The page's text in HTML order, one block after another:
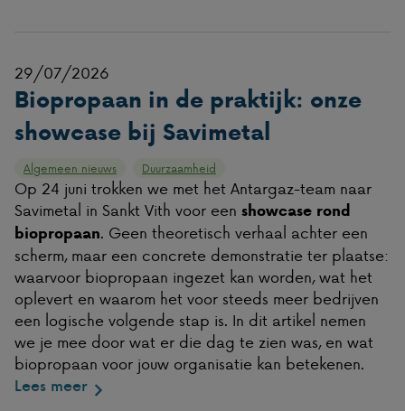
29/07/2026
Biopropaan in de praktijk: onze
showcase bij Savimetal
Algemeen nieuws Duurzaamheid
Op 24 juni trokken we met het Antargaz-team naar
Savimetal in Sankt Vith voor een showcase rond
biopropaan. Geen theoretisch verhaal achter een
scherm, maar een concrete demonstratie ter plaatse:
waarvoor biopropaan ingezet kan worden, wat het
oplevert en waarom het voor steeds meer bedrijven
een logische volgende stap is. In dit artikel nemen
we je mee door wat er die dag te zien was, en wat
biopropaan voor jouw organisatie kan betekenen.
Lees meer